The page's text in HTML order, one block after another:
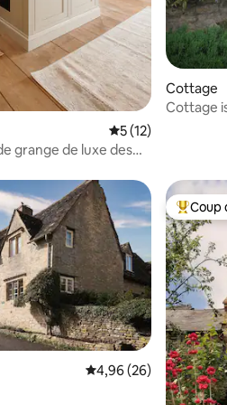
Évaluation
5 (12)
grange de luxe des
Cottage
Cottage
Évaluation moyenne
4,96 (26)
Coups
Coup